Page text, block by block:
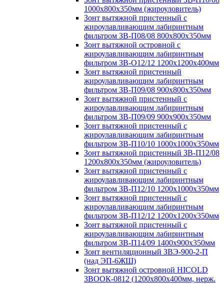
1000х800х350мм (жироуловитель)
Зонт вытяжной пристенный с
жироулавливающим лабиринтным
фильтром ЗВ-П08/08 800х800х350мм
Зонт вытяжной островной с
жироулавливающим лабиринтным
фильтром ЗВ-О12/12 1200х1200х400мм
Зонт вытяжной пристенный
жироулавливающим лабиринтным
фильтром ЗВ-П09/08 900х800х350мм
Зонт вытяжной пристенный с
жироулавливающим лабиринтным
фильтром ЗВ-П09/09 900х900х350мм
Зонт вытяжной пристенный с
жироулавливающим лабиринтным
фильтром ЗВ-П10/10 1000х1000х350мм
Зонт вытяжной пристенный ЗВ-П12/08
1200х800х350мм (жироуловитель)
Зонт вытяжной пристенный с
жироулавливающим лабиринтным
фильтром ЗВ-П12/10 1200х1000х350мм
Зонт вытяжной пристенный с
жироулавливающим лабиринтным
фильтром ЗВ-П12/12 1200х1200х350мм
Зонт вытяжной пристенный с
жироулавливающим лабиринтным
фильтром ЗВ-П14/09 1400х900х350мм
Зонт вентиляционный ЗВЭ-900-2-П
(над ЭП-6ЖШ)
Зонт вытяжной островной HICOLD
ЗВООК-0812 (1200х800x400мм, нерж.